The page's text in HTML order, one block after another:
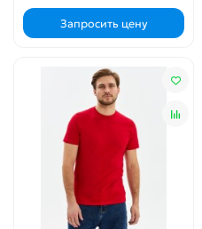
Запросить цену